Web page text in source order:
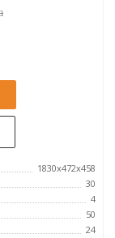
1830x472x458
30
4
50
24